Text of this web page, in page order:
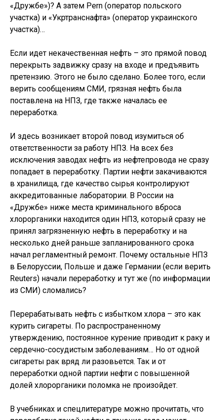
«Дружбе»)? А затем Pern (оператор польского
участка) и «Укртранснафта» (оператор украинского
участка)…
Если идет некачественная нефть – это прямой повод
перекрыть задвижку сразу на входе и предъявить
претензию. Этого не было сделано. Более того, если
верить сообщениям СМИ, грязная нефть была
поставлена на НПЗ, где также началась ее
переработка.
И здесь возникает второй повод изумиться об
ответственности за работу НПЗ. На всех без
исключения заводах нефть из нефтепровода не сразу
попадает в переработку. Партии нефти закачиваются
в хранилища, где качество сырья контролируют
аккредитованные лаборатории. В России на
«Дружбе» ниже места криминального вброса
хлорорганики находится один НПЗ, который сразу не
принял загрязненную нефть в переработку и на
несколько дней раньше запланированного срока
начал регламентный ремонт. Почему остальные НПЗ
в Белоруссии, Польше и даже Германии (если верить
Reuters) начали переработку и тут же (по информации
из СМИ) сломались?
Перерабатывать нефть с избытком хлора – это как
курить сигареты. По распространенному
утверждению, постоянное курение приводит к раку и
сердечно-сосудистым заболеваниям… Но от одной
сигареты рак вряд ли разовьется. Так и от
переработки одной партии нефти с повышенной
долей хлорорганики поломка не произойдет.
В учебниках и спецлитературе можно прочитать, что